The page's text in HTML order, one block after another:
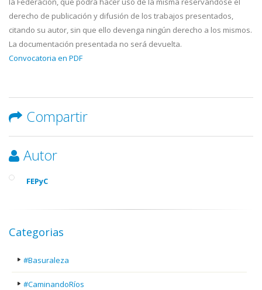
derecho de publicación y difusión de los trabajos presentados,
citando su autor, sin que ello devenga ningún derecho a los mismos.
La documentación presentada no será devuelta.
Convocatoria en PDF
Compartir
Autor
FEPyC
Categorias
#Basuraleza
#CaminandoRíos